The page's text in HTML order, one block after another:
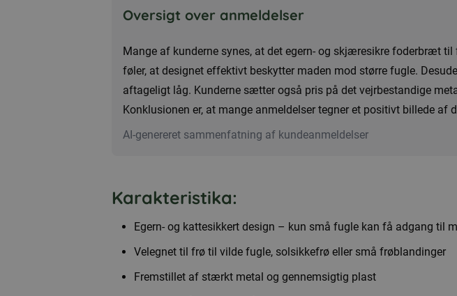
Oversigt over anmeldelser
Mange af kunderne synes, at det egern- og skjæresikre foderbræt
føler, at designet effektivt beskytter maden mod større fugle.
aftageligt låg. Kunderne sætter også pris på det vejrbestandige
Konklusionen er, at mange anmeldelser tegner et positivt billede
AI-genereret sammenfatning af kundeanmeldelser
Karakteristika:
Egern- og kattesikkert design – kun små fugle kan få adgang til
Velegnet til frø til vilde fugle, solsikkefrø eller små frøblandinger
Fremstillet af stærkt metal og gennemsigtig plast